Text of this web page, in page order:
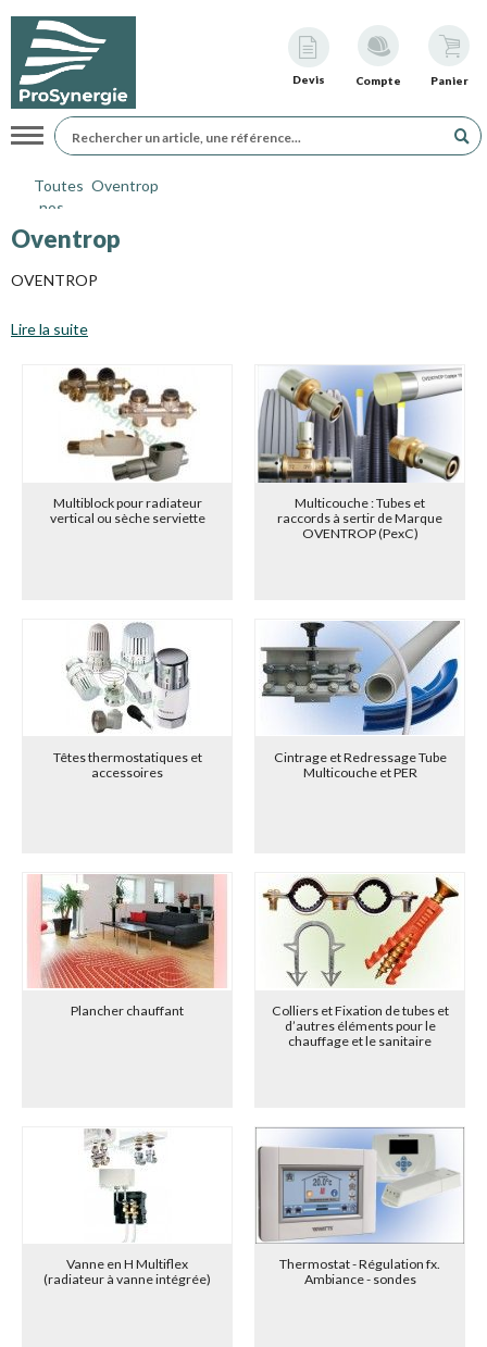
Devis Compte Panier
Navigation
Toutes
nos
marques
Oventrop
Oventrop
OVENTROP
Lire la suite
Multiblock pour radiateur
vertical ou sèche serviette
Multicouche : Tubes et
raccords à sertir de Marque
OVENTROP (PexC)
Têtes thermostatiques et
accessoires
Cintrage et Redressage Tube
Multicouche et PER
Plancher chauffant
Colliers et Fixation de tubes et
d’autres éléments pour le
chauffage et le sanitaire
Vanne en H Multiflex
(radiateur à vanne intégrée)
Thermostat - Régulation fx.
Ambiance - sondes